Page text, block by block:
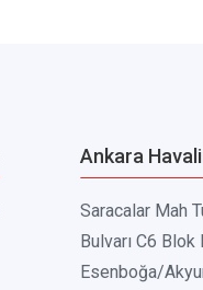
Ankara
Saracalar Mah
Bulvarı C6 Blok
Esenboğa/